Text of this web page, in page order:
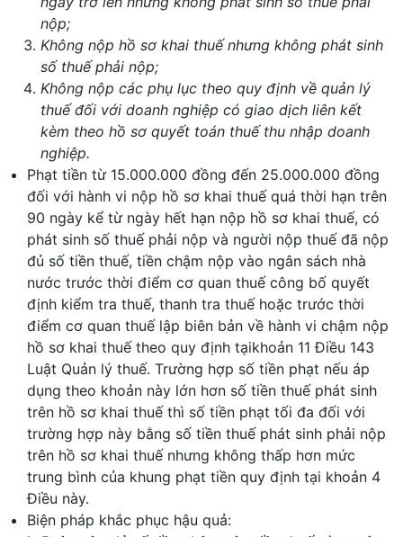
nộp;
Không nộp hồ sơ khai thuế nhưng không phát sinh
số thuế phải nộp;
Không nộp các phụ lục theo quy định về quản lý
thuế đối với doanh nghiệp có giao dịch liên kết
kèm theo hồ sơ quyết toán thuế thu nhập doanh
nghiệp.
Phạt tiền từ 15.000.000 đồng đến 25.000.000 đồng
đối với hành vi nộp hồ sơ khai thuế quá thời hạn trên
90 ngày kể từ ngày hết hạn nộp hồ sơ khai thuế, có
phát sinh số thuế phải nộp và người nộp thuế đã nộp
đủ số tiền thuế, tiền chậm nộp vào ngân sách nhà
nước trước thời điểm cơ quan thuế công bố quyết
định kiểm tra thuế, thanh tra thuế hoặc trước thời
điểm cơ quan thuế lập biên bản về hành vi chậm nộp
hồ sơ khai thuế theo quy định tạikhoản 11 Điều 143
Luật Quản lý thuế. Trường hợp số tiền phạt nếu áp
dụng theo khoản này lớn hơn số tiền thuế phát sinh
trên hồ sơ khai thuế thì số tiền phạt tối đa đối với
trường hợp này bằng số tiền thuế phát sinh phải nộp
trên hồ sơ khai thuế nhưng không thấp hơn mức
trung bình của khung phạt tiền quy định tại khoản 4
Điều này.
Biện pháp khắc phục hậu quả: